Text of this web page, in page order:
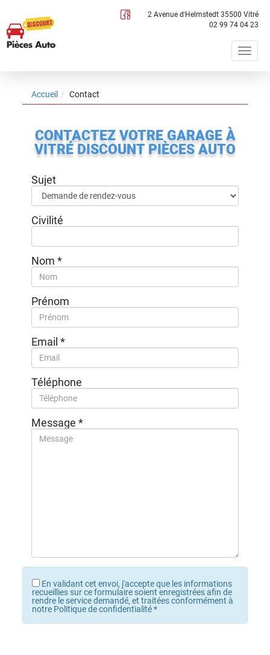
2 Avenue d'Helmstedt 35500 Vitré
02 99 74 04 23
Accueil Contact
CONTACTEZ VOTRE GARAGE À
VITRÉ DISCOUNT PIÈCES AUTO
Sujet
Civilité
Nom *
Prénom
Email *
Téléphone
Message *
En validant cet envoi, j'accepte que les informations
recueillies sur ce formulaire soient enregistrées afin de
rendre le service demandé, et traitées conformément à
notre Politique de confidentialité *